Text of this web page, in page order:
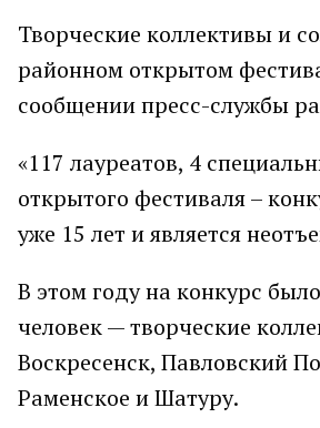
Творческие коллективы и
районном открытом
сообщении пресс-службы
«117 лауреатов, 4
открытого фестиваля –
уже 15 лет и является
В этом году на конкурс
человек — творческие
Воскресенск, Павловский
Раменское и Шатуру.